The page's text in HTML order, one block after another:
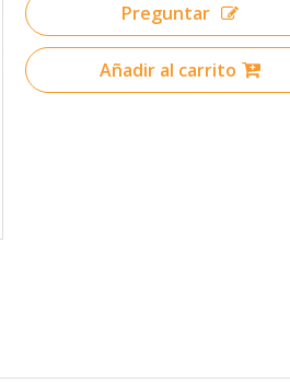
Preguntar
Añadir al carrito